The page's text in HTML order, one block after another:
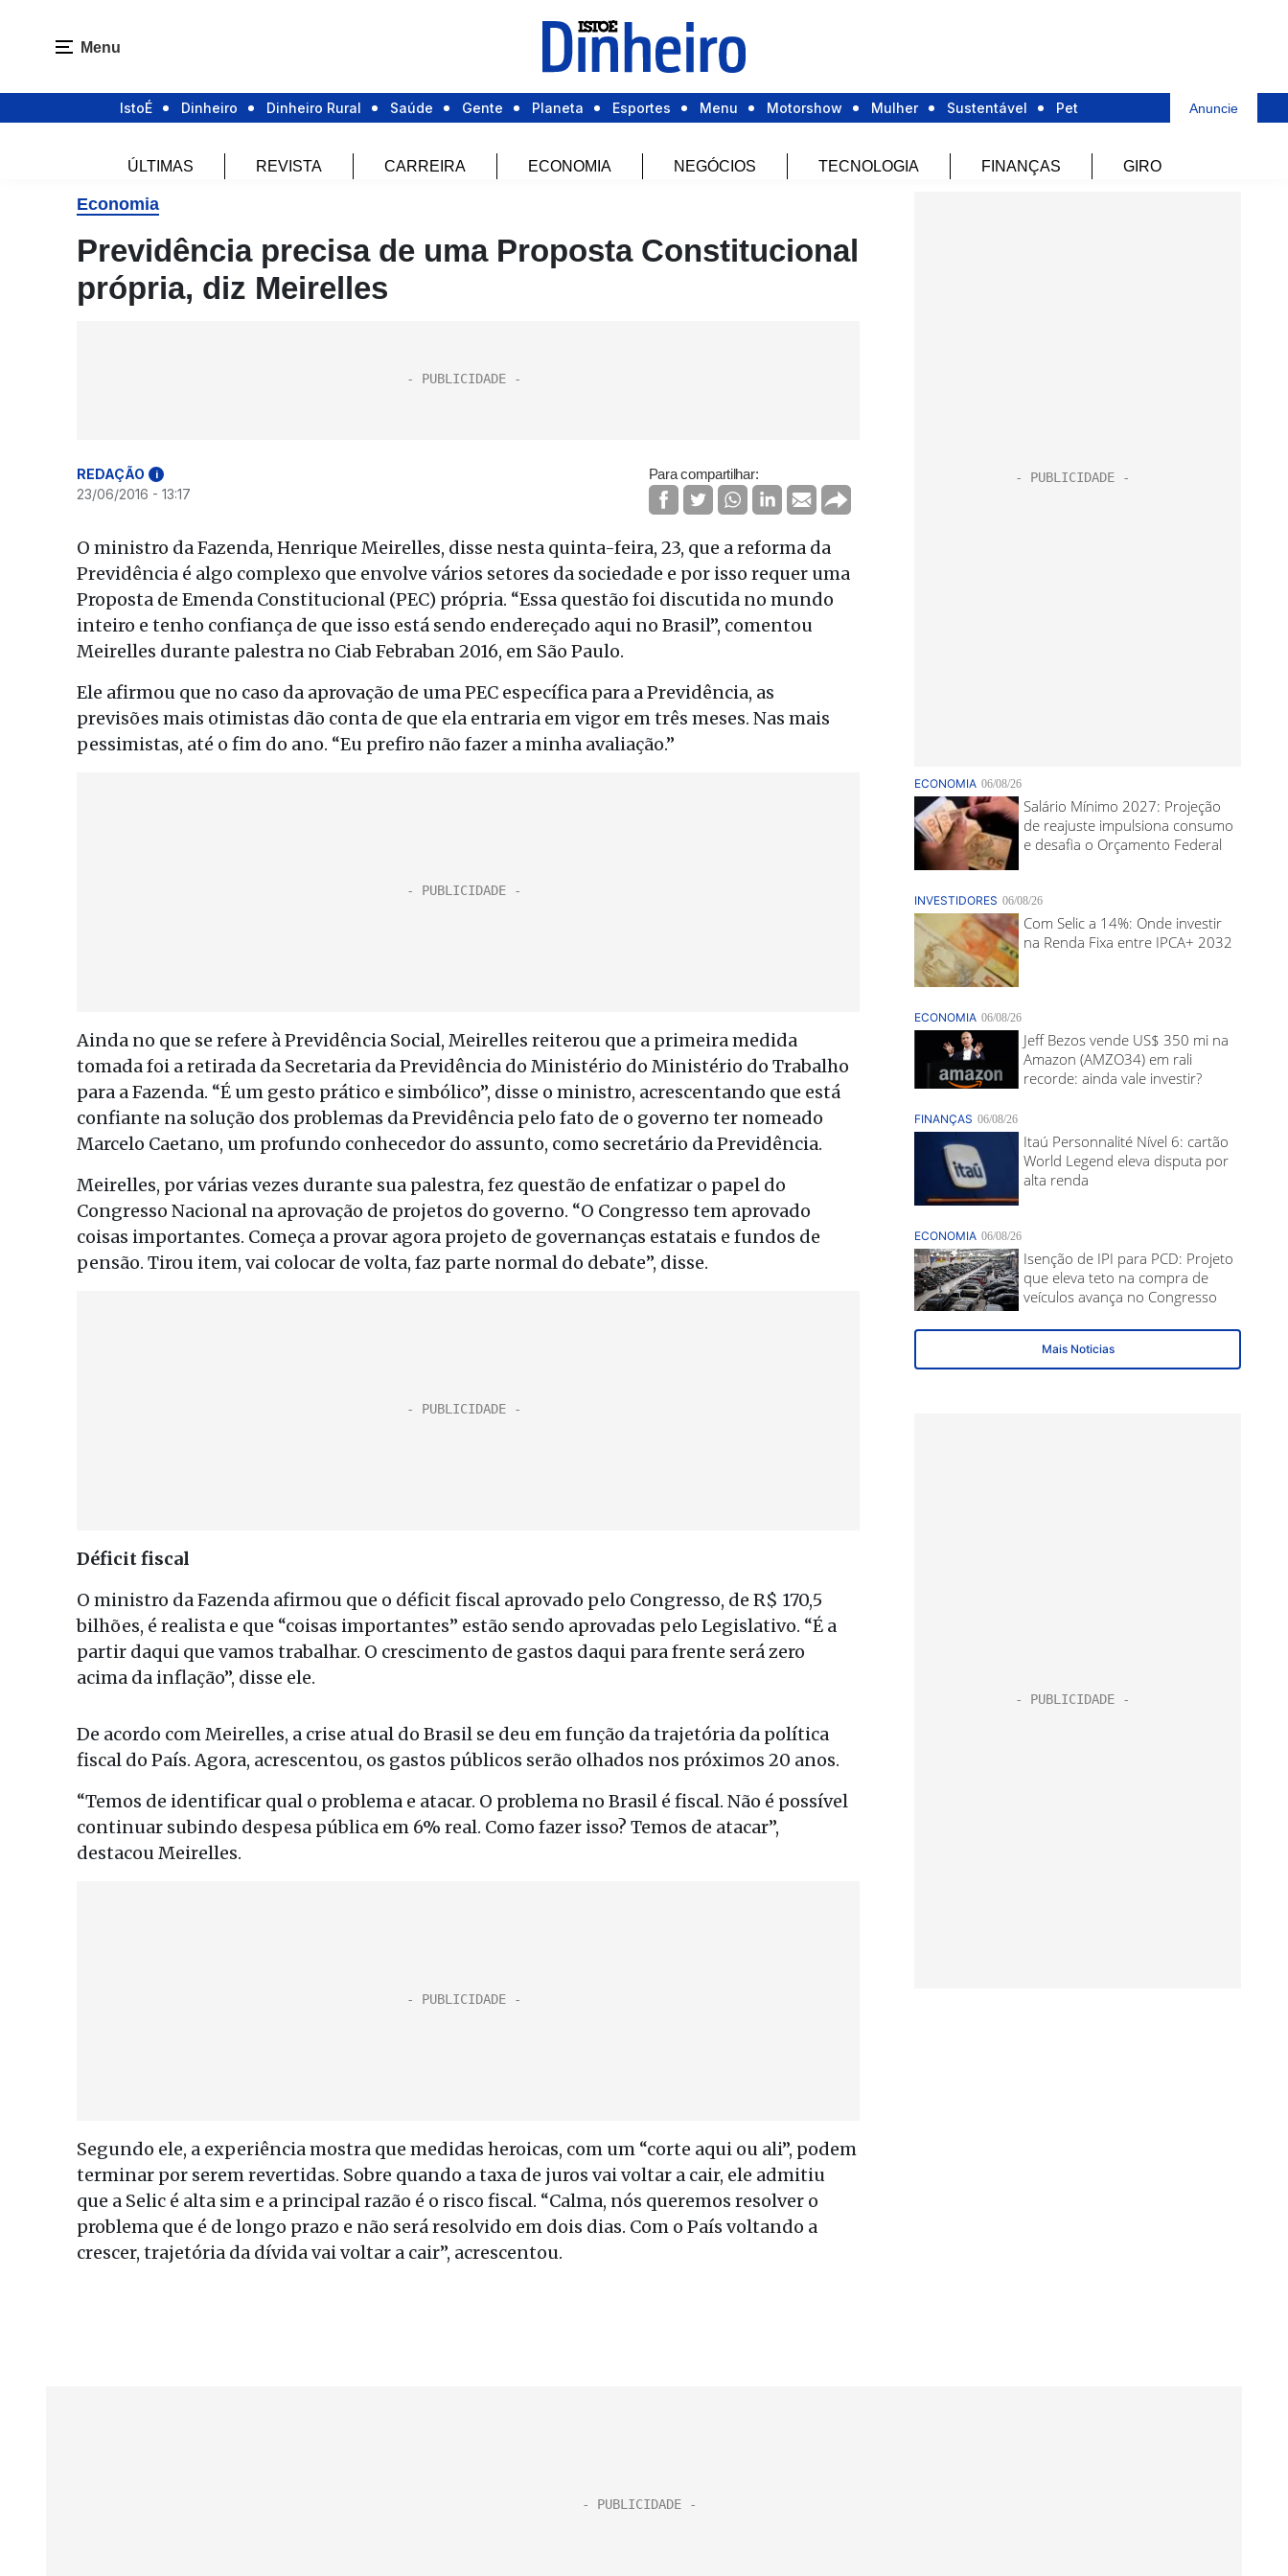
Menu
IstoÉ Dinheiro Dinheiro Rural Saúde Gente Planeta Esportes Menu Motorshow Mulher Sustentável Pet Anuncie
ÚLTIMAS REVISTA CARREIRA ECONOMIA NEGÓCIOS TECNOLOGIA FINANÇAS GIRO
Economia
Previdência precisa de uma Proposta Constitucional
própria, diz Meirelles
REDAÇÃO i
23/06/2016 - 13:17
Para compartilhar:
O ministro da Fazenda, Henrique Meirelles, disse nesta quinta-feira, 23, que a reforma da
Previdência é algo complexo que envolve vários setores da sociedade e por isso requer uma
Proposta de Emenda Constitucional (PEC) própria. “Essa questão foi discutida no mundo
inteiro e tenho confiança de que isso está sendo endereçado aqui no Brasil”, comentou
Meirelles durante palestra no Ciab Febraban 2016, em São Paulo.
Ele afirmou que no caso da aprovação de uma PEC específica para a Previdência, as
previsões mais otimistas dão conta de que ela entraria em vigor em três meses. Nas mais
pessimistas, até o fim do ano. “Eu prefiro não fazer a minha avaliação.”
Ainda no que se refere à Previdência Social, Meirelles reiterou que a primeira medida
tomada foi a retirada da Secretaria da Previdência do Ministério do Ministério do Trabalho
para a Fazenda. “É um gesto prático e simbólico”, disse o ministro, acrescentando que está
confiante na solução dos problemas da Previdência pelo fato de o governo ter nomeado
Marcelo Caetano, um profundo conhecedor do assunto, como secretário da Previdência.
Meirelles, por várias vezes durante sua palestra, fez questão de enfatizar o papel do
Congresso Nacional na aprovação de projetos do governo. “O Congresso tem aprovado
coisas importantes. Começa a provar agora projeto de governanças estatais e fundos de
pensão. Tirou item, vai colocar de volta, faz parte normal do debate”, disse.
Déficit fiscal
O ministro da Fazenda afirmou que o déficit fiscal aprovado pelo Congresso, de R$ 170,5
bilhões, é realista e que “coisas importantes” estão sendo aprovadas pelo Legislativo. “É a
partir daqui que vamos trabalhar. O crescimento de gastos daqui para frente será zero
acima da inflação”, disse ele.
De acordo com Meirelles, a crise atual do Brasil se deu em função da trajetória da política
fiscal do País. Agora, acrescentou, os gastos públicos serão olhados nos próximos 20 anos.
“Temos de identificar qual o problema e atacar. O problema no Brasil é fiscal. Não é possível
continuar subindo despesa pública em 6% real. Como fazer isso? Temos de atacar”,
destacou Meirelles.
Segundo ele, a experiência mostra que medidas heroicas, com um “corte aqui ou ali”, podem
terminar por serem revertidas. Sobre quando a taxa de juros vai voltar a cair, ele admitiu
que a Selic é alta sim e a principal razão é o risco fiscal. “Calma, nós queremos resolver o
problema que é de longo prazo e não será resolvido em dois dias. Com o País voltando a
crescer, trajetória da dívida vai voltar a cair”, acrescentou.